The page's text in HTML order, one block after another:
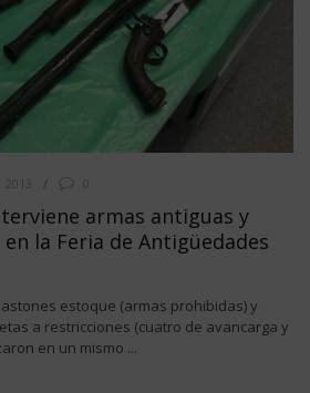
2013
armas antiguas y
la Feria de Antigüedades
estoque (armas prohibidas) y
a restricciones (cuatro de avancarga y
en un mismo ...